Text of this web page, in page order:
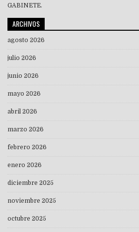
GABINETE.
ARCHIVOS
agosto 2026
julio 2026
junio 2026
mayo 2026
abril 2026
marzo 2026
febrero 2026
enero 2026
diciembre 2025
noviembre 2025
octubre 2025